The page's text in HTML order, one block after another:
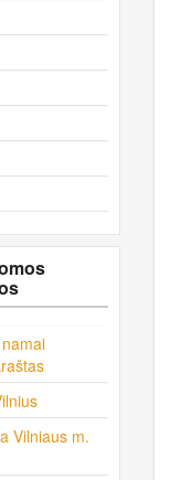
Vilniaus m.